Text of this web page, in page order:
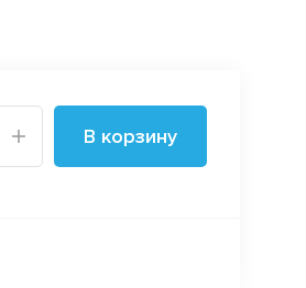
В корзину